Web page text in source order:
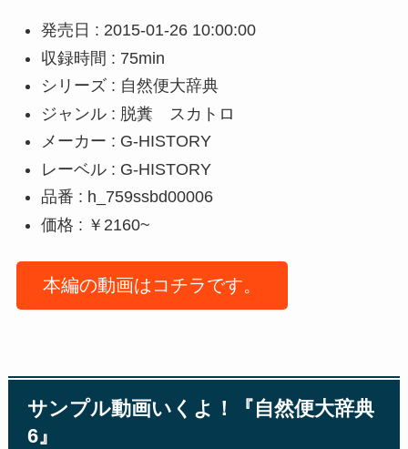
発売日 : 2015-01-26 10:00:00
収録時間 : 75min
シリーズ : 自然便大辞典
ジャンル : 脱糞 スカトロ
メーカー : G-HISTORY
レーベル : G-HISTORY
品番 : h_759ssbd00006
価格 : ￥2160~
本編の動画はコチラです。
サンプル動画いくよ！『自然便大辞典
6』